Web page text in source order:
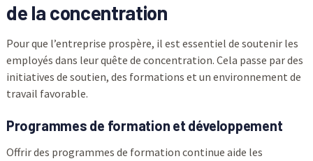
de la concentration
Pour que l’entreprise prospère, il est essentiel de soutenir les
employés dans leur quête de concentration. Cela passe par des
initiatives de soutien, des formations et un environnement de
travail favorable.
Programmes de formation et développement
Offrir des programmes de formation continue aide les